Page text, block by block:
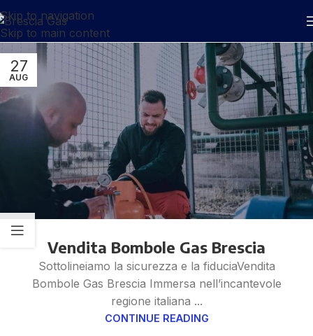
Skip to navigation
Skip to main content
27
AUG
Vendita Bombole Gas Brescia
Sottolineiamo la sicurezza e la fiduciaVendita
Bombole Gas Brescia Immersa nell’incantevole
regione italiana ...
CONTINUE READING